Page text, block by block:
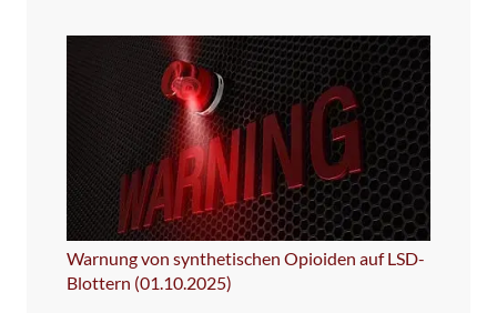
Warnung von synthetischen Opioiden auf LSD-
Blottern (01.10.2025)